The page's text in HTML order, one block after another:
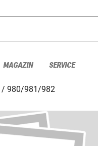
MAGAZIN SERVICE
980/981/982